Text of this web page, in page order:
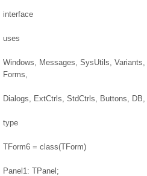
interface
uses
Windows, Messages, SysUtils,
Forms,
Dialogs, ExtCtrls, StdCtrls, Buttons, DB,
type
TForm6 = class(TForm)
Panel1: TPanel;